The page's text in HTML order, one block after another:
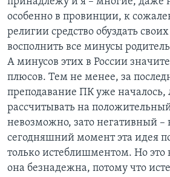
особенно в провинции, к
религии средство обуздать
восполнить все минусы
А минусов этих в России
плюсов. Тем не менее, за
преподавание ПК уже началось,
рассчитывать на
невозможно, зато негативный –
сегодняшний момент эта идея
только истеблишментом. Но это
она безнадежна, потому что